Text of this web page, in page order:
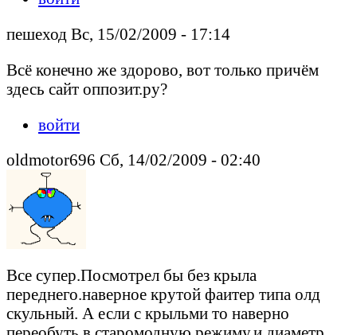
пешеход Вс, 15/02/2009 - 17:14
Всё конечно же здорово, вот только причём
здесь сайт оппозит.ру?
войти
oldmotor696 Сб, 14/02/2009 - 02:40
Все супер.Посмотрел бы без крыла
переднего.наверное крутой фаитер типа олд
скульный. А если с крыльми то наверно